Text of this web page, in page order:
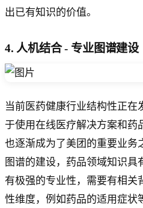
出已有知识的价值。
4. 人机结合 - 专业图谱建设
当前医药健康行业结构性正在
于使用在线医疗解决方案和药
也逐渐成为了美团的重要业务
图谱的建设，药品领域知识具
有极强的专业性，需要有相关
性维度，例如药品的适用症状